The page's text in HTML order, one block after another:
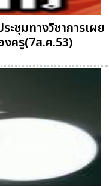
ะชุมทางวิชาการเผย
งครู(7ส.ค.53)